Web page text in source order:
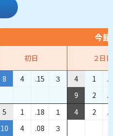
今節
初日 ２日目
8 4 .15 ３ 4 1
9
2
5 1 .18
１
10
4 .08 ３
4 2